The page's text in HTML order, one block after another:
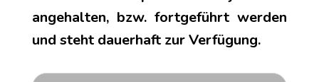
angehalten, bzw. fortgeführt werden
und steht dauerhaft zur Verfügung.